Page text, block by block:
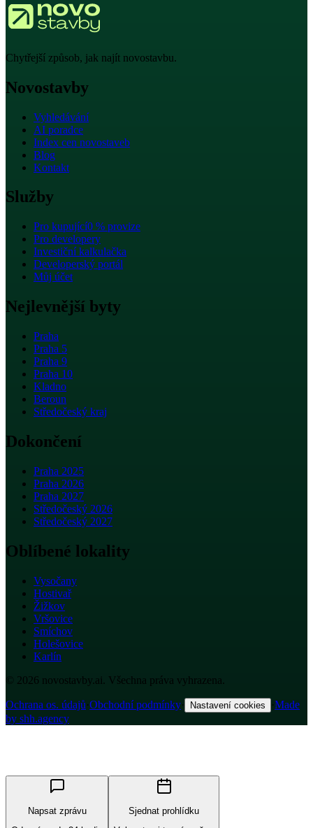
Chytřejší způsob, jak najít novostavbu.
Novostavby
Vyhledávání
AI poradce
Index cen novostaveb
Blog
Kontakt
Služby
Pro kupující0 % provize
Pro developery
Investiční kalkulačka
Developerský portál
Můj účet
Nejlevnější byty
Praha
Praha 5
Praha 9
Praha 10
Kladno
Beroun
Středočeský kraj
Dokončení
Praha 2025
Praha 2026
Praha 2027
Středočeský 2026
Středočeský 2027
Oblíbené lokality
Vysočany
Hostivař
Žižkov
Vršovice
Smíchov
Holešovice
Karlín
© 2026 novostavby.ai. Všechna práva vyhrazena.
Ochrana os. údajů·Obchodní podmínky· Nastavení cookies ·Made
by shh.agency
Napsat zprávu
Sjednat prohlídku